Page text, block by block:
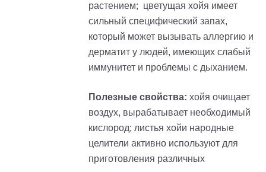
растением; цветущая хойя имеет
сильный специфический запах,
который может вызывать аллергию и
дерматит у людей, имеющих слабый
иммунитет и проблемы с дыханием.
Полезные свойства: хойя очищает
воздух, вырабатывает необходимый
кислород; листья хойи народные
целители активно используют для
приготовления различных